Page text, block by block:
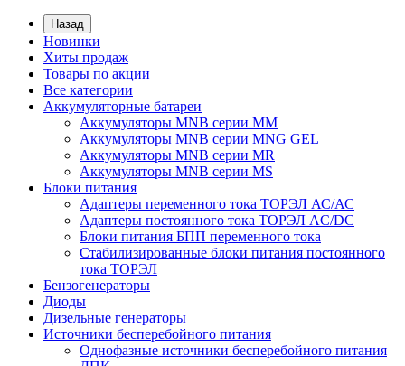
Назад
Новинки
Хиты продаж
Товары по акции
Все категории
Аккумуляторные батареи
Аккумуляторы MNB серии MM
Аккумуляторы MNB серии MNG GEL
Аккумуляторы MNB серии MR
Аккумуляторы MNB серии MS
Блоки питания
Адаптеры переменного тока ТОРЭЛ АС/АС
Адаптеры постоянного тока ТОРЭЛ AC/DC
Блоки питания БПП переменного тока
Стабилизированные блоки питания постоянного
тока ТОРЭЛ
Бензогенераторы
Диоды
Дизельные генераторы
Источники бесперебойного питания
Однофазные источники бесперебойного питания